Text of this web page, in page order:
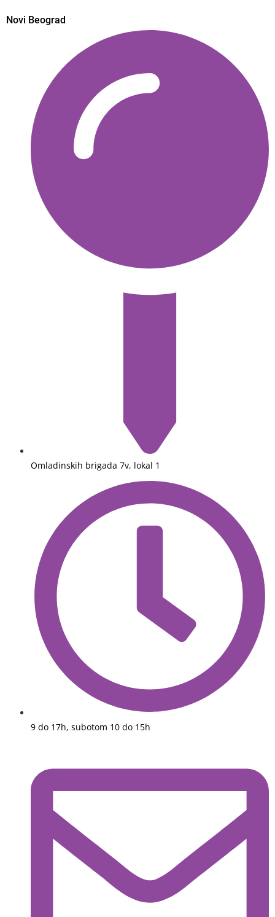
Novi Beograd
Omladinskih brigada 7v, lokal 1
9 do 17h, subotom 10 do 15h